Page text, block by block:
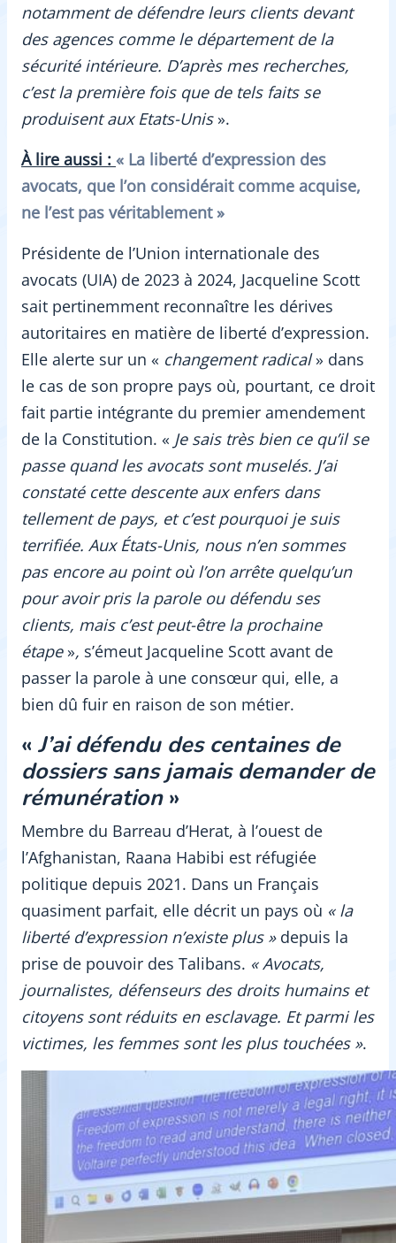
notamment de défendre leurs clients devant
des agences comme le département de la
sécurité intérieure. D’après mes recherches,
c’est la première fois que de tels faits se
produisent aux Etats-Unis ».
À lire aussi : « La liberté d’expression des
avocats, que l’on considérait comme acquise,
ne l’est pas véritablement »
Présidente de l’Union internationale des
avocats (UIA) de 2023 à 2024, Jacqueline Scott
sait pertinemment reconnaître les dérives
autoritaires en matière de liberté d’expression.
Elle alerte sur un « changement radical» dans
le cas de son propre pays où, pourtant, ce droit
fait partie intégrante du premier amendement
de la Constitution. « Je sais très bien ce qu’il se
passe quand les avocats sont muselés. J’ai
constaté cette descente aux enfers dans
tellement de pays, et c’est pourquoi je suis
terrifiée. Aux États-Unis, nous n’en sommes
pas encore au point où l’on arrête quelqu’un
pour avoir pris la parole ou défendu ses
clients, mais c’est peut-être la prochaine
étape », s’émeut Jacqueline Scott avant de
passer la parole à une consœur qui, elle, a
bien dû fuir en raison de son métier.
« J’ai défendu des centaines de
dossiers sans jamais demander de
rémunération»
Membre du Barreau d’Herat, à l’ouest de
l’Afghanistan, Raana Habibi est réfugiée
politique depuis 2021. Dans un Français
quasiment parfait, elle décrit un pays où « la
liberté d’expression n’existe plus »depuis la
prise de pouvoir des Talibans. « Avocats,
journalistes, défenseurs des droits humains et
citoyens sont réduits en esclavage. Et parmi les
victimes, les femmes sont les plus touchées ».